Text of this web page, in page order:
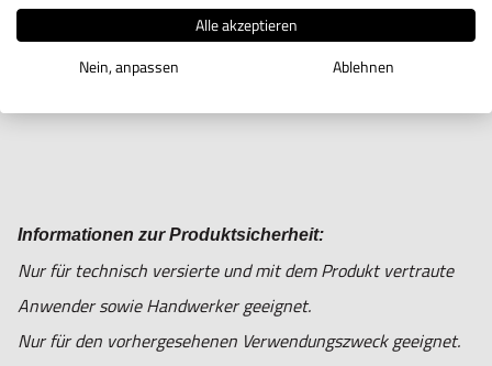
Informationen zur Produktsicherheit:
Nur für technisch versierte und mit dem Produkt vertraute
Anwender sowie Handwerker geeignet.
Nur für den vorhergesehenen Verwendungszweck geeignet.
Alle akzeptieren
Nein, anpassen
Ablehnen